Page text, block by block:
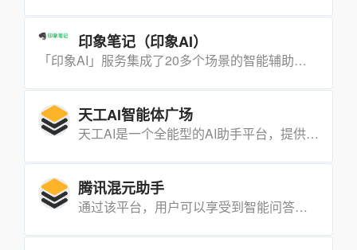
印象笔记（印象AI）
「印象AI」服务集成了20多个场景的智能辅助功能，从头脑风暴到会议议程的撰写，从创意故事到现代诗的创作，「印象AI」都能提供强大的支持。
天工AI智能体广场
天工AI是一个全能型的AI助手平台，提供搜索、对话、写作、文档分析、画画、制作PPT等多种智能服务。
腾讯混元助手
通过该平台，用户可以享受到智能问答、对话聊天、任务执行等多种功能，极大提升了人机交互的便捷性和智能性。